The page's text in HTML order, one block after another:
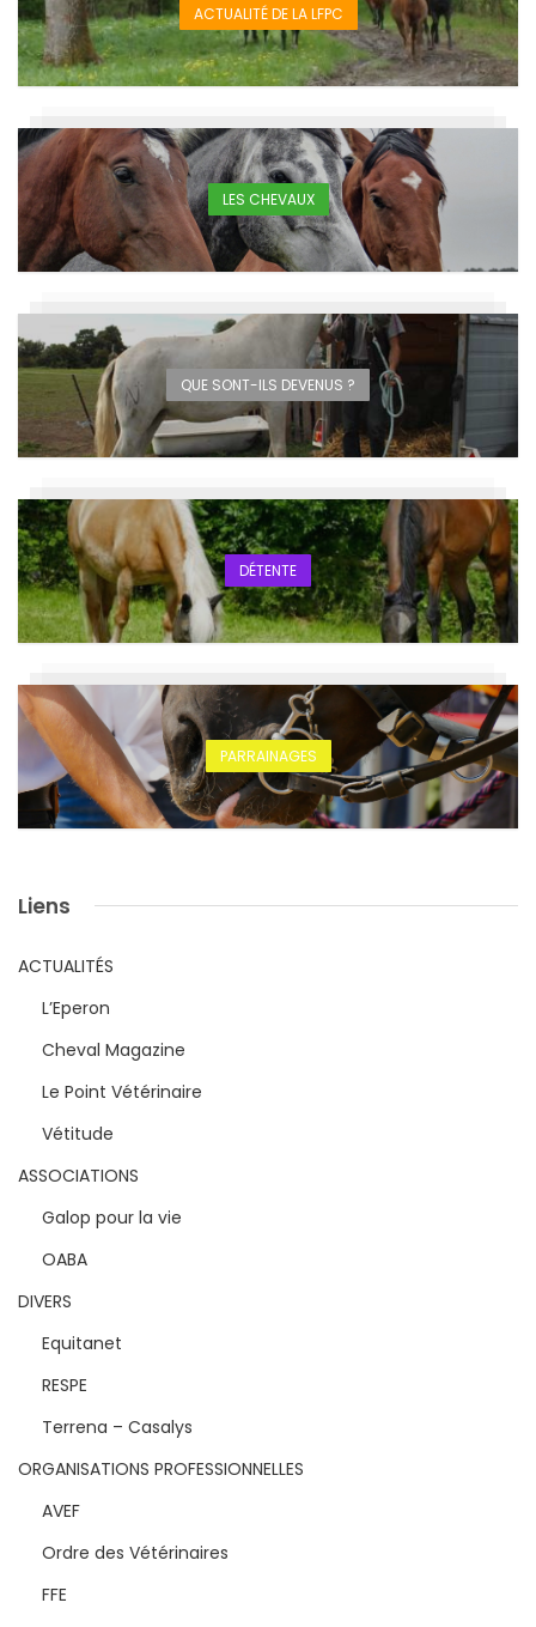
ACTUALITÉ DE LA LFPC
LES CHEVAUX
QUE SONT-ILS DEVENUS ?
DÉTENTE
PARRAINAGES
Liens
ACTUALITÉS
L’Eperon
Cheval Magazine
Le Point Vétérinaire
Vétitude
ASSOCIATIONS
Galop pour la vie
OABA
DIVERS
Equitanet
RESPE
Terrena – Casalys
ORGANISATIONS PROFESSIONNELLES
AVEF
Ordre des Vétérinaires
FFE